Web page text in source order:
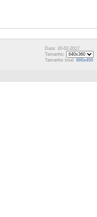
Data: 20-02-2017
Tamanho:
Tamanho total: 800x450